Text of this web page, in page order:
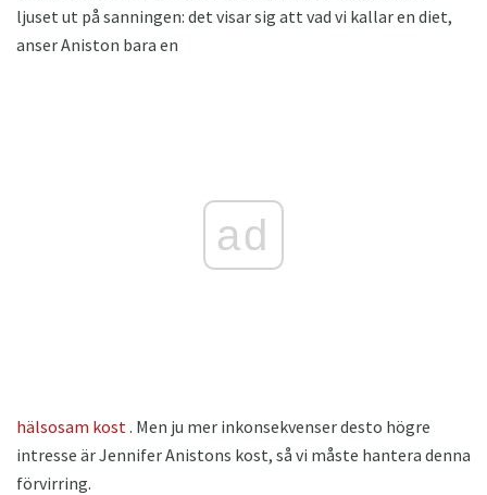
ljuset ut på sanningen: det visar sig att vad vi kallar en diet,
anser Aniston bara en
ad
hälsosam kost . Men ju mer inkonsekvenser desto högre
intresse är Jennifer Anistons kost, så vi måste hantera denna
förvirring.